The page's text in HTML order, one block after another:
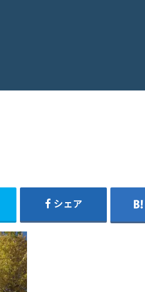
シェア